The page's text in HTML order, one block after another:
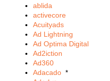
ablida
activecore
Acuityads
Ad Lightning
Ad Optima Digital
Ad2iction
Ad360
Adacado *